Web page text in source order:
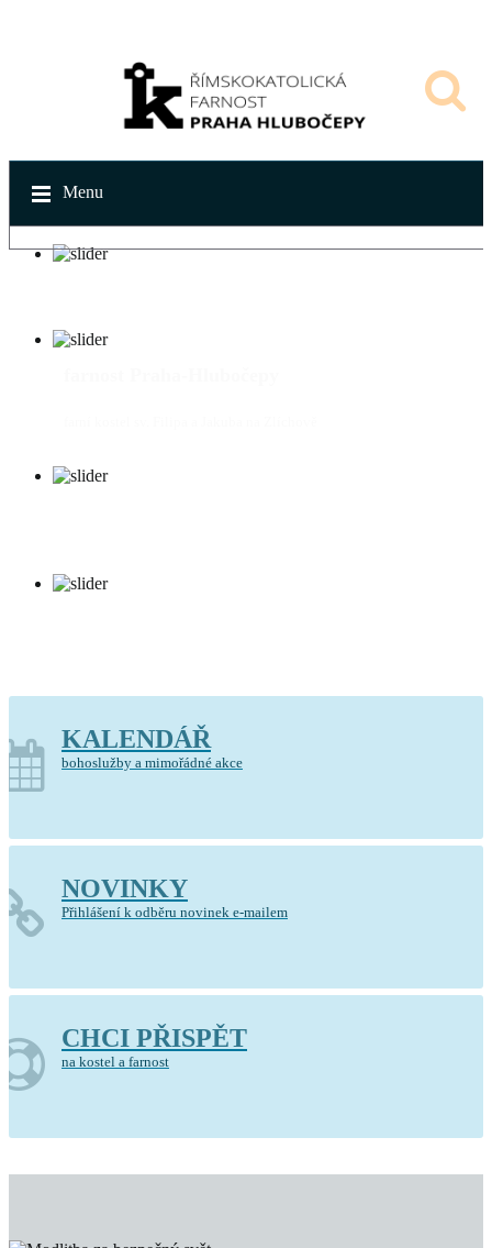
Menu
KALENDÁŘ
bohoslužby a mimořádné akce
NOVINKY
Přihlášení k odběru novinek e-mailem
CHCI PŘISPĚT
na kostel a farnost